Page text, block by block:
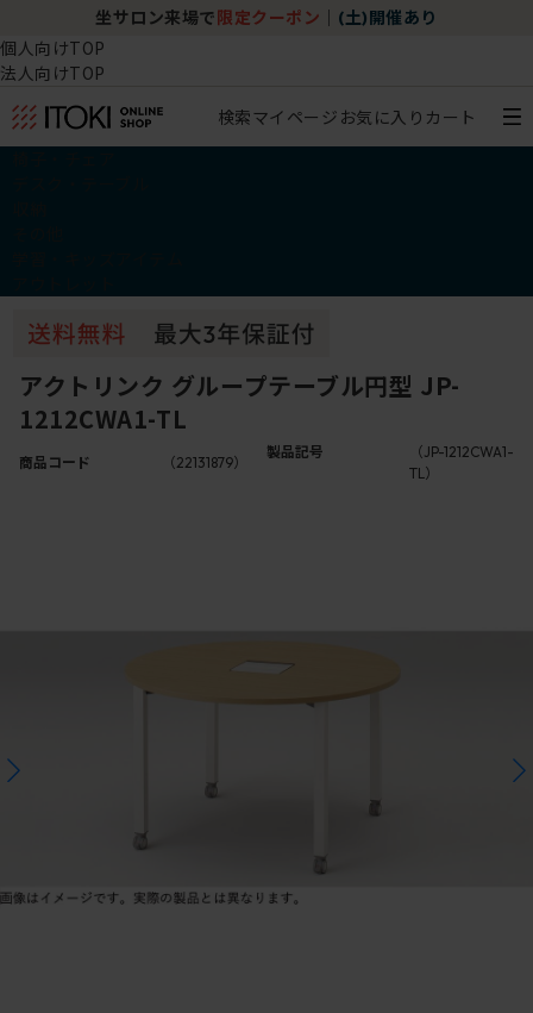
坐サロン来場で 限定クーポン (土)開催あり
個人向けTOP
法人向けTOP
検索マイページ お気に入り カート
アクトリンク グループテーブル円型 JP-
1212CWA1-TL
商品コード （22131879）
製品記号
（JP-1212CWA1-
TL）